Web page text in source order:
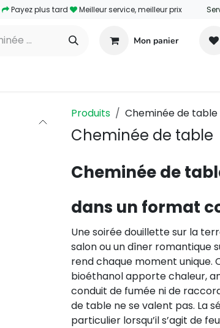
​Payez plus tard Meilleur service, meilleur prix
Mon panier
Produits Cheminée de table
Cheminée de table
Cheminée de
dans un format
Une soirée douillette sur la
salon ou un dîner romantique
rend chaque moment
bioéthanol apporte chaleur,
conduit de fumée ni de
de table ne se valent pas. La
particulier lorsqu’il s’agit de